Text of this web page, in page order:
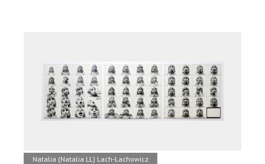
Natalia (Natalia LL) Lach-Lachowicz